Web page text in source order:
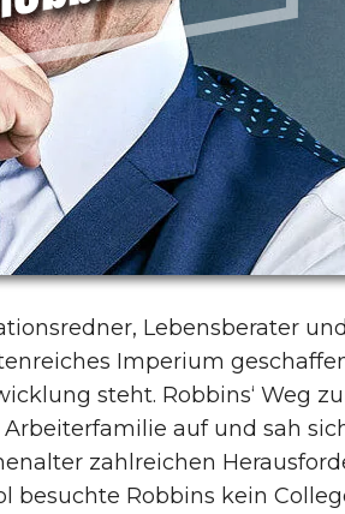
Lebensberater und
Imperium
steht. Robbins‘ Weg
auf und sah
zahlreichen
besuchte Robbins kein